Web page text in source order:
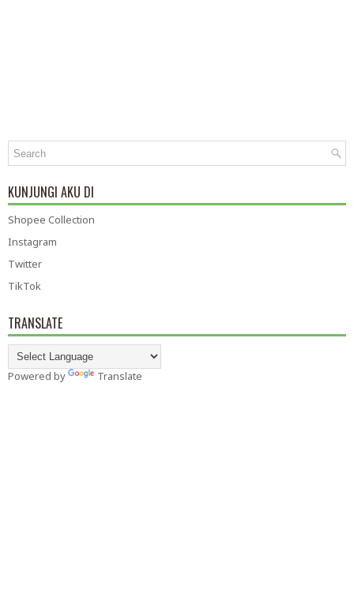
KUNJUNGI AKU DI
Shopee Collection
Instagram
Twitter
TikTok
TRANSLATE
Powered by Translate